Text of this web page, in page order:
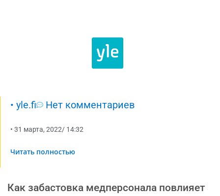
• yle.fi Нет комментариев
• 31 марта, 2022/ 14:32
Читать полностью
Как забастовка медперсонала повлияет